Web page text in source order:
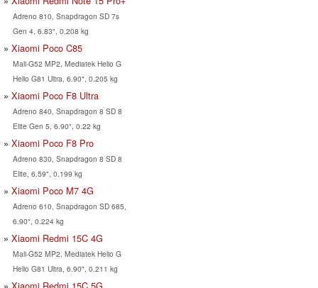
Adreno 810, Snapdragon SD 7s
Gen 4, 6.83", 0.208 kg
Xiaomi Poco C85
Mali-G52 MP2, Mediatek Helio G
Helio G81 Ultra, 6.90", 0.205 kg
Xiaomi Poco F8 Ultra
Adreno 840, Snapdragon 8 SD 8
Elite Gen 5, 6.90", 0.22 kg
Xiaomi Poco F8 Pro
Adreno 830, Snapdragon 8 SD 8
Elite, 6.59", 0.199 kg
Xiaomi Poco M7 4G
Adreno 610, Snapdragon SD 685,
6.90", 0.224 kg
Xiaomi Redmi 15C 4G
Mali-G52 MP2, Mediatek Helio G
Helio G81 Ultra, 6.90", 0.211 kg